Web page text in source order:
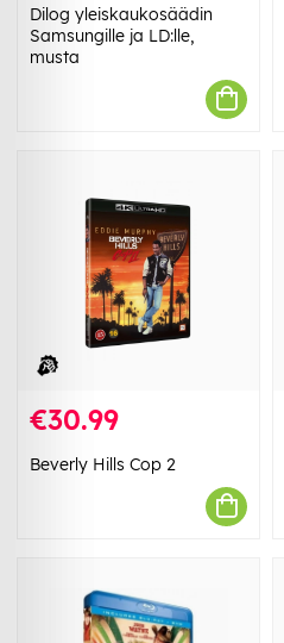
Dilog yleiskaukosäädin
Samsungille ja LD:lle,
musta
€30.99
Beverly Hills Cop 2